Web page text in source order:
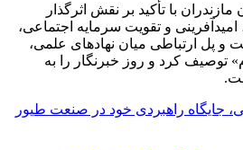
با تأکید بر نقش اثرگذار
و تقویت سرمایه اجتماعی،
و پل ارتباطی میان نهادهای علمی،
توصیف کرد و روز خبرنگار را به